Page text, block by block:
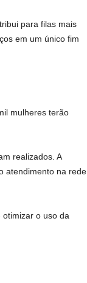
para filas mais
em um único fim
mulheres terão
realizados. A
atendimento na rede
o uso da